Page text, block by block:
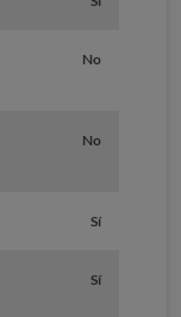
No
No
Sí
Sí